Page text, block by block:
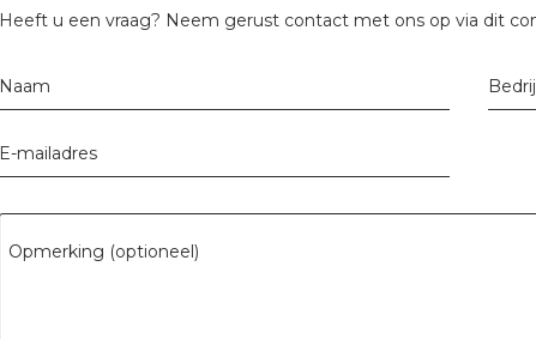
Heeft u een vraag? Neem gerust contact met ons op via dit
Naam
E-mailadres
Opmerking (optioneel)
tuinbouw
Wieland